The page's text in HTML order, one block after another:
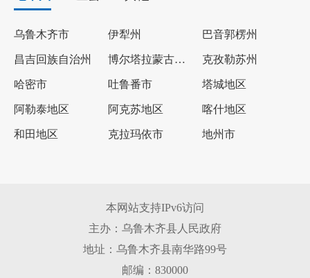
乌鲁木齐市 伊犁州 巴音郭楞州
昌吉回族自治州 博尔塔拉蒙古自治州 克孜勒苏州
哈密市 吐鲁番市 塔城地区
阿勒泰地区 阿克苏地区 喀什地区
和田地区 克拉玛依市 地州市
本网站支持IPv6访问
主办：乌鲁木齐县人民政府
地址：乌鲁木齐县南华路99号
邮编：830000